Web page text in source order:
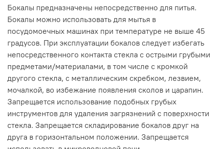
Бокалы предназначены непосредственно для питья.
Бокалы можно использовать для мытья в
посудомоечных машинах при температуре не выше 45
градусов. При эксплуатации бокалов следует избегать
непосредственного контакта стекла с острыми грубыми
предметами/материалами, в том числе с кромкой
другого стекла, с металлическим скребком, лезвием,
мочалкой, во избежание появления сколов и царапин.
Запрещается использование подобных грубых
инструментов для удаления загрязнений с поверхности
стекла. Запрещается складирование бокалов друг на
друга в горизонтальном положении. Запрещается